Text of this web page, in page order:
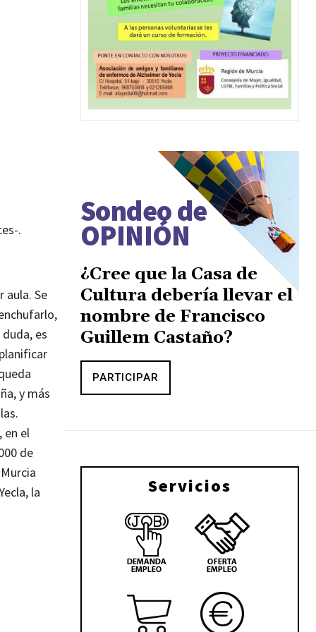
.
aula. Se
es
y más
en el
de
la
Sondeo de
OPINIÓN
¿Cree que la Casa de
Cultura debería llevar el
nombre de Francisco
Guillem Castaño?
PARTICIPAR
Servicios